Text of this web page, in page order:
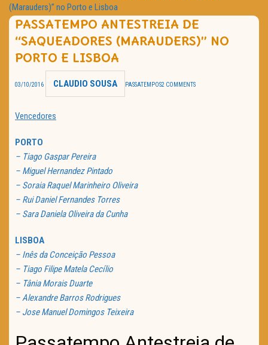
HOME CINEMA
NOTA PESSOAL
(Marauders)” no Porto e Lisboa
PASSATEMPO ANTESTREIA DE
“SAQUEADORES (MARAUDERS)” NO
PORTO E LISBOA
03/10/2016 CLAUDIO SOUSA PASSATEMPOS2 COMMENTS
Vencedores
PORTO
– Tiago Gaspar Pereira
– Miguel Hernandez Pintado
– Soraia Raquel Marinheiro Oliveira
– Rui Daniel Fernandes Torres
– Sara Daniela Oliveira da Cunha
LISBOA
– Inês da Conceição Pessoa
– Tiago Filipe Matela Cecílio
– Tânia Morais Duarte
– Alexandre Barros Rodrigues
– Jose Manuel Domingos Teixeira